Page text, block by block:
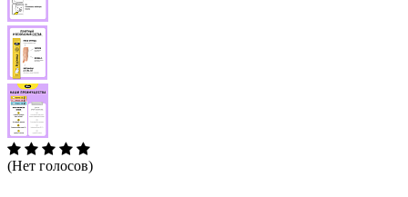
(Нет голосов)